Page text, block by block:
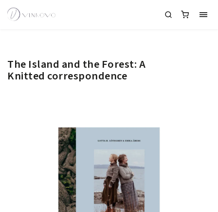
The Island and the Forest: A
Knitted correspondence